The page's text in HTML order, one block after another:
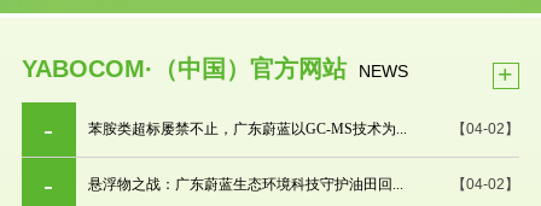
YABOCOM·（中国）官方网站 NEWS +
【04-02】
苯胺类超标屡禁不止，广东蔚蓝以GC-MS技术为...
【04-02】
悬浮物之战：广东蔚蓝生态环境科技守护油田回...